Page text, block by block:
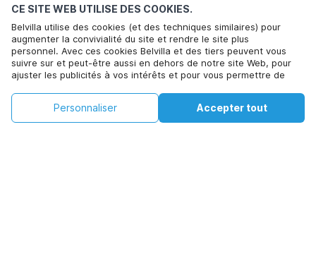
CE SITE WEB UTILISE DES COOKIES.
Belvilla utilise des cookies (et des techniques similaires) pour
augmenter la convivialité du site et rendre le site plus
personnel. Avec ces cookies Belvilla et des tiers peuvent vous
suivre sur et peut-être aussi en dehors de notre site Web, pour
ajuster les publicités à vos intérêts et pour vous permettre de
Accepter, vous acceptez de le faire. Plus d'informations peuvent
être trouvées dans notre
politique de cookie.
Accepter tout
Personnaliser
Votre adresse e-mail*
Cliquez ici pour vous désabonner des offres de Belvilla. Vous
pouvez vous désinscrire à tout moment à l'avenir
Voir les disponibilités
€124
+
Voir les disponibilités